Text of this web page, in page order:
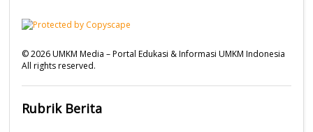
©2026UMKM Media – Portal Edukasi & Informasi UMKM Indonesia
All rights reserved.
Rubrik Berita